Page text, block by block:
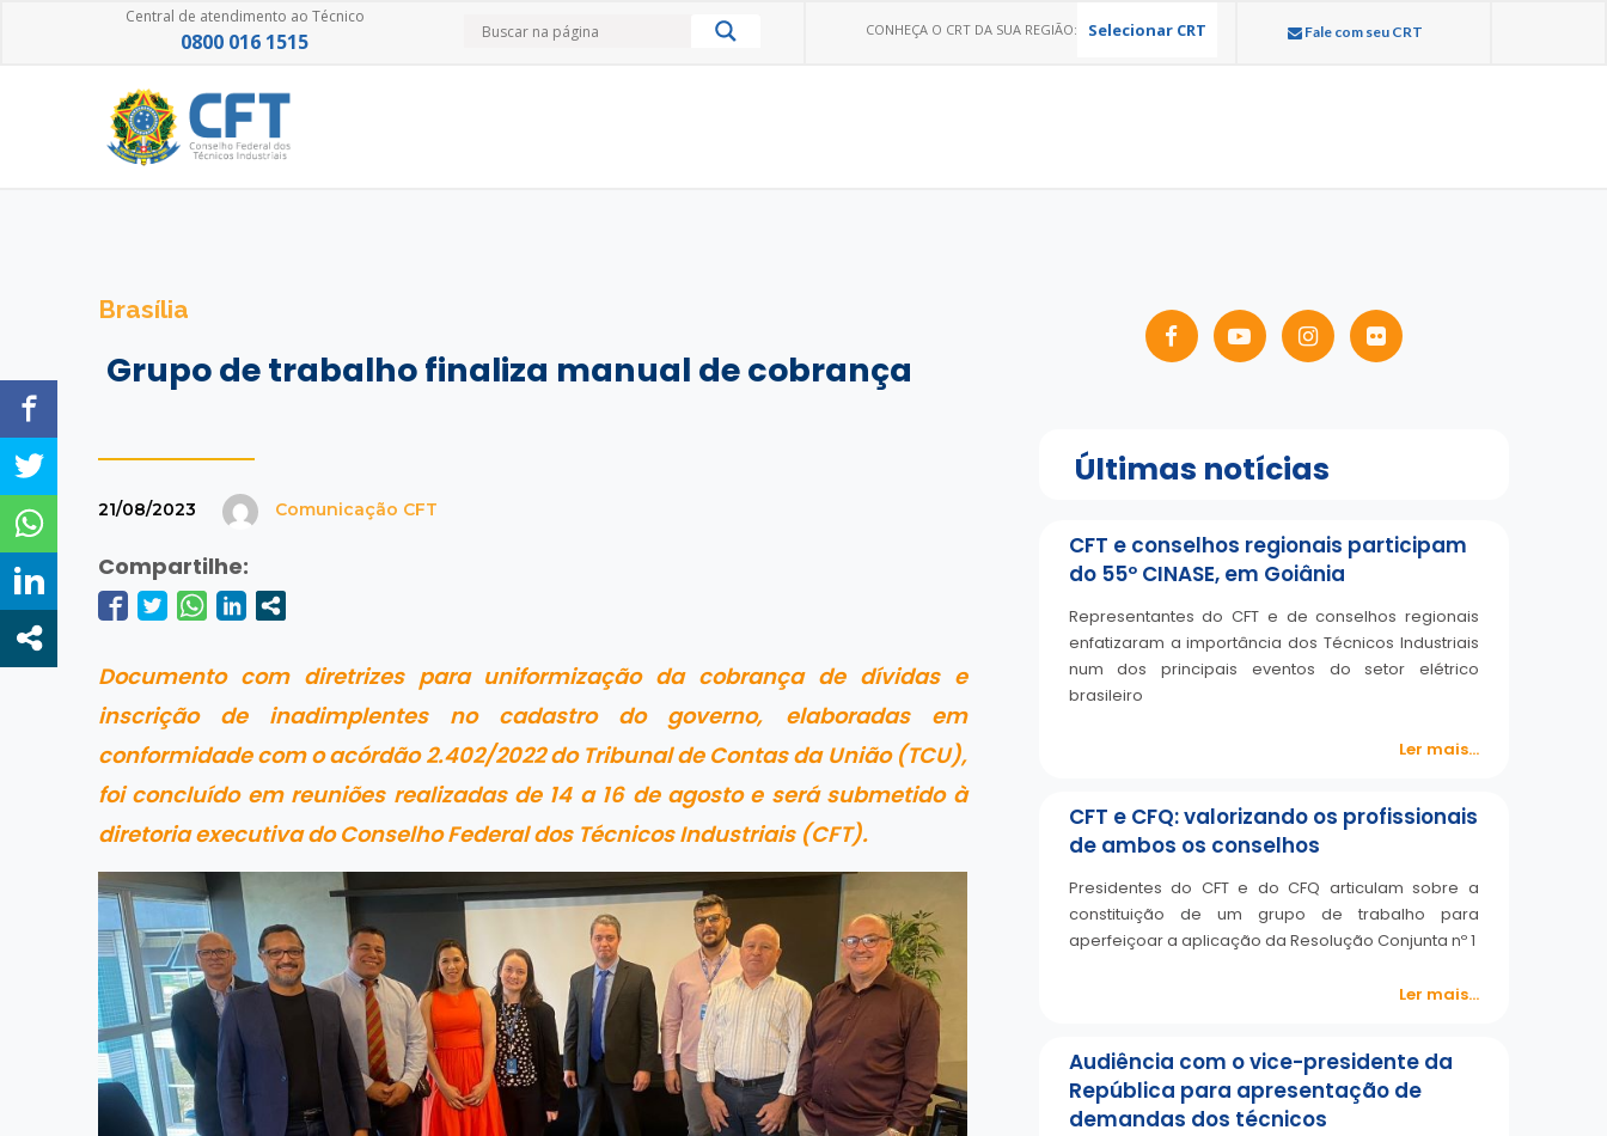
Central de atendimento ao Técnico
0800 016 1515 CONHEÇA O CRT DA SUA REGIÃO: Selecionar CRT Fale com seu CRT
Brasília
Grupo de trabalho finaliza manual de cobrança
21/08/2023 Comunicação CFT
Compartilhe:
Documento com diretrizes para uniformização da cobrança de dívidas e
inscrição de inadimplentes no cadastro do governo, elaboradas em
conformidade com o acórdão 2.402/2022 do Tribunal de Contas da União (TCU),
foi concluído em reuniões realizadas de 14 a 16 de agosto e será submetido à
diretoria executiva do Conselho Federal dos Técnicos Industriais (CFT).
Últimas notícias
CFT e conselhos regionais participam
do 55º CINASE, em Goiânia
Representantes do CFT e de conselhos regionais
enfatizaram a importância dos Técnicos Industriais
num dos principais eventos do setor elétrico
brasileiro
Ler mais...
CFT e CFQ: valorizando os profissionais
de ambos os conselhos
Presidentes do CFT e do CFQ articulam sobre a
constituição de um grupo de trabalho para
aperfeiçoar a aplicação da Resolução Conjunta nº 1
Ler mais...
Audiência com o vice-presidente da
República para apresentação de
demandas dos técnicos